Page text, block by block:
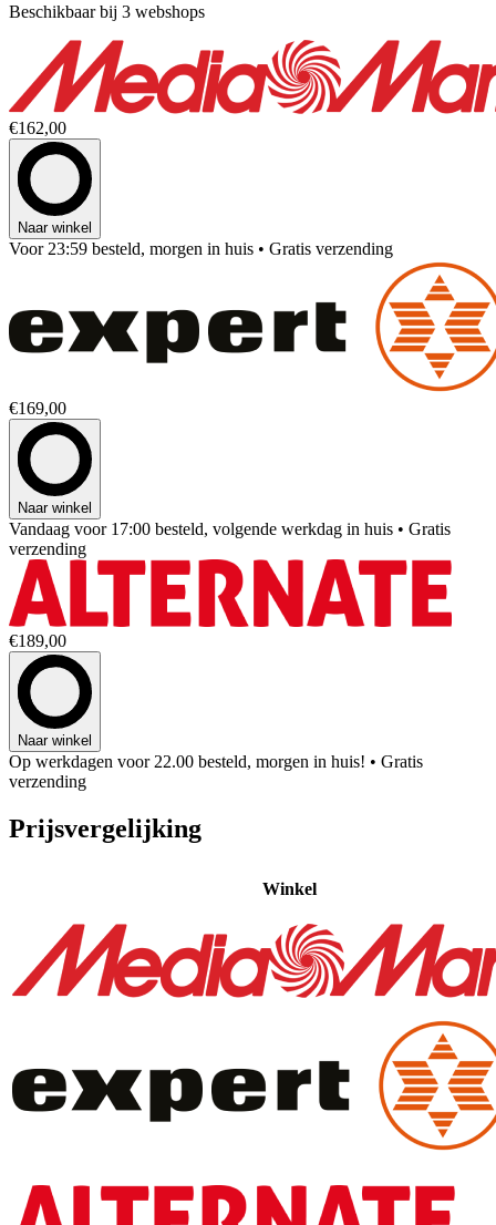
Beschikbaar bij 3 webshops
€162,00
Naar winkel
Voor 23:59 besteld, morgen in huis • Gratis verzending
€169,00
Naar winkel
Vandaag voor 17:00 besteld, volgende werkdag in huis • Gratis
verzending
€189,00
Naar winkel
Op werkdagen voor 22.00 besteld, morgen in huis! • Gratis
verzending
Prijsvergelijking
Winkel